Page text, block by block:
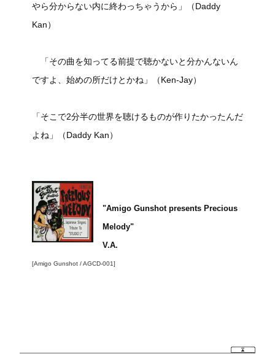
やら分からない内に終わっちゃうから」（Daddy
Kan）
「その曲を知ってる前提で聴かないと分かんないん
ですよ、始めの所だけとかね」（Ken-Jay）
「そこで2分半の世界を聴けるものが作りたかったんだ
よね」（Daddy Kan）
"Amigo Gunshot presents Precious
Melody"
V.A.
[Amigo Gunshot / AGCD-001]